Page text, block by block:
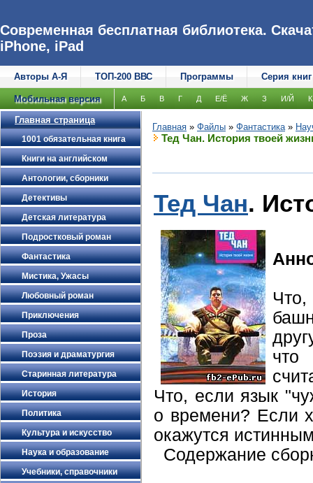
Современная бесплатная библиотека.
iPhone, iPad
Авторы А-Я ТОП-200 ВВС Программы Серия книг
Мобильная версия А Б В Г Д Е/Ё Ж З И/Й К
Главная страница
1001 обязательная книга
Книги на английском
Антологии, сборники
Детективы
Детская литература
Подростковый роман
Фантастика
Мистика, Ужасы
Любовный роман
Приключения
Проза
Поэзия и драматургия
Старинная литература
История
Политика
Культура и искусство
Наука и образование
Учебники, справочники
Главная » Файлы » Фантастика»
Тед Чан. История твоей
Тед Чан.
что
Что, если язык
о времени? Если
окажутся
Содержание